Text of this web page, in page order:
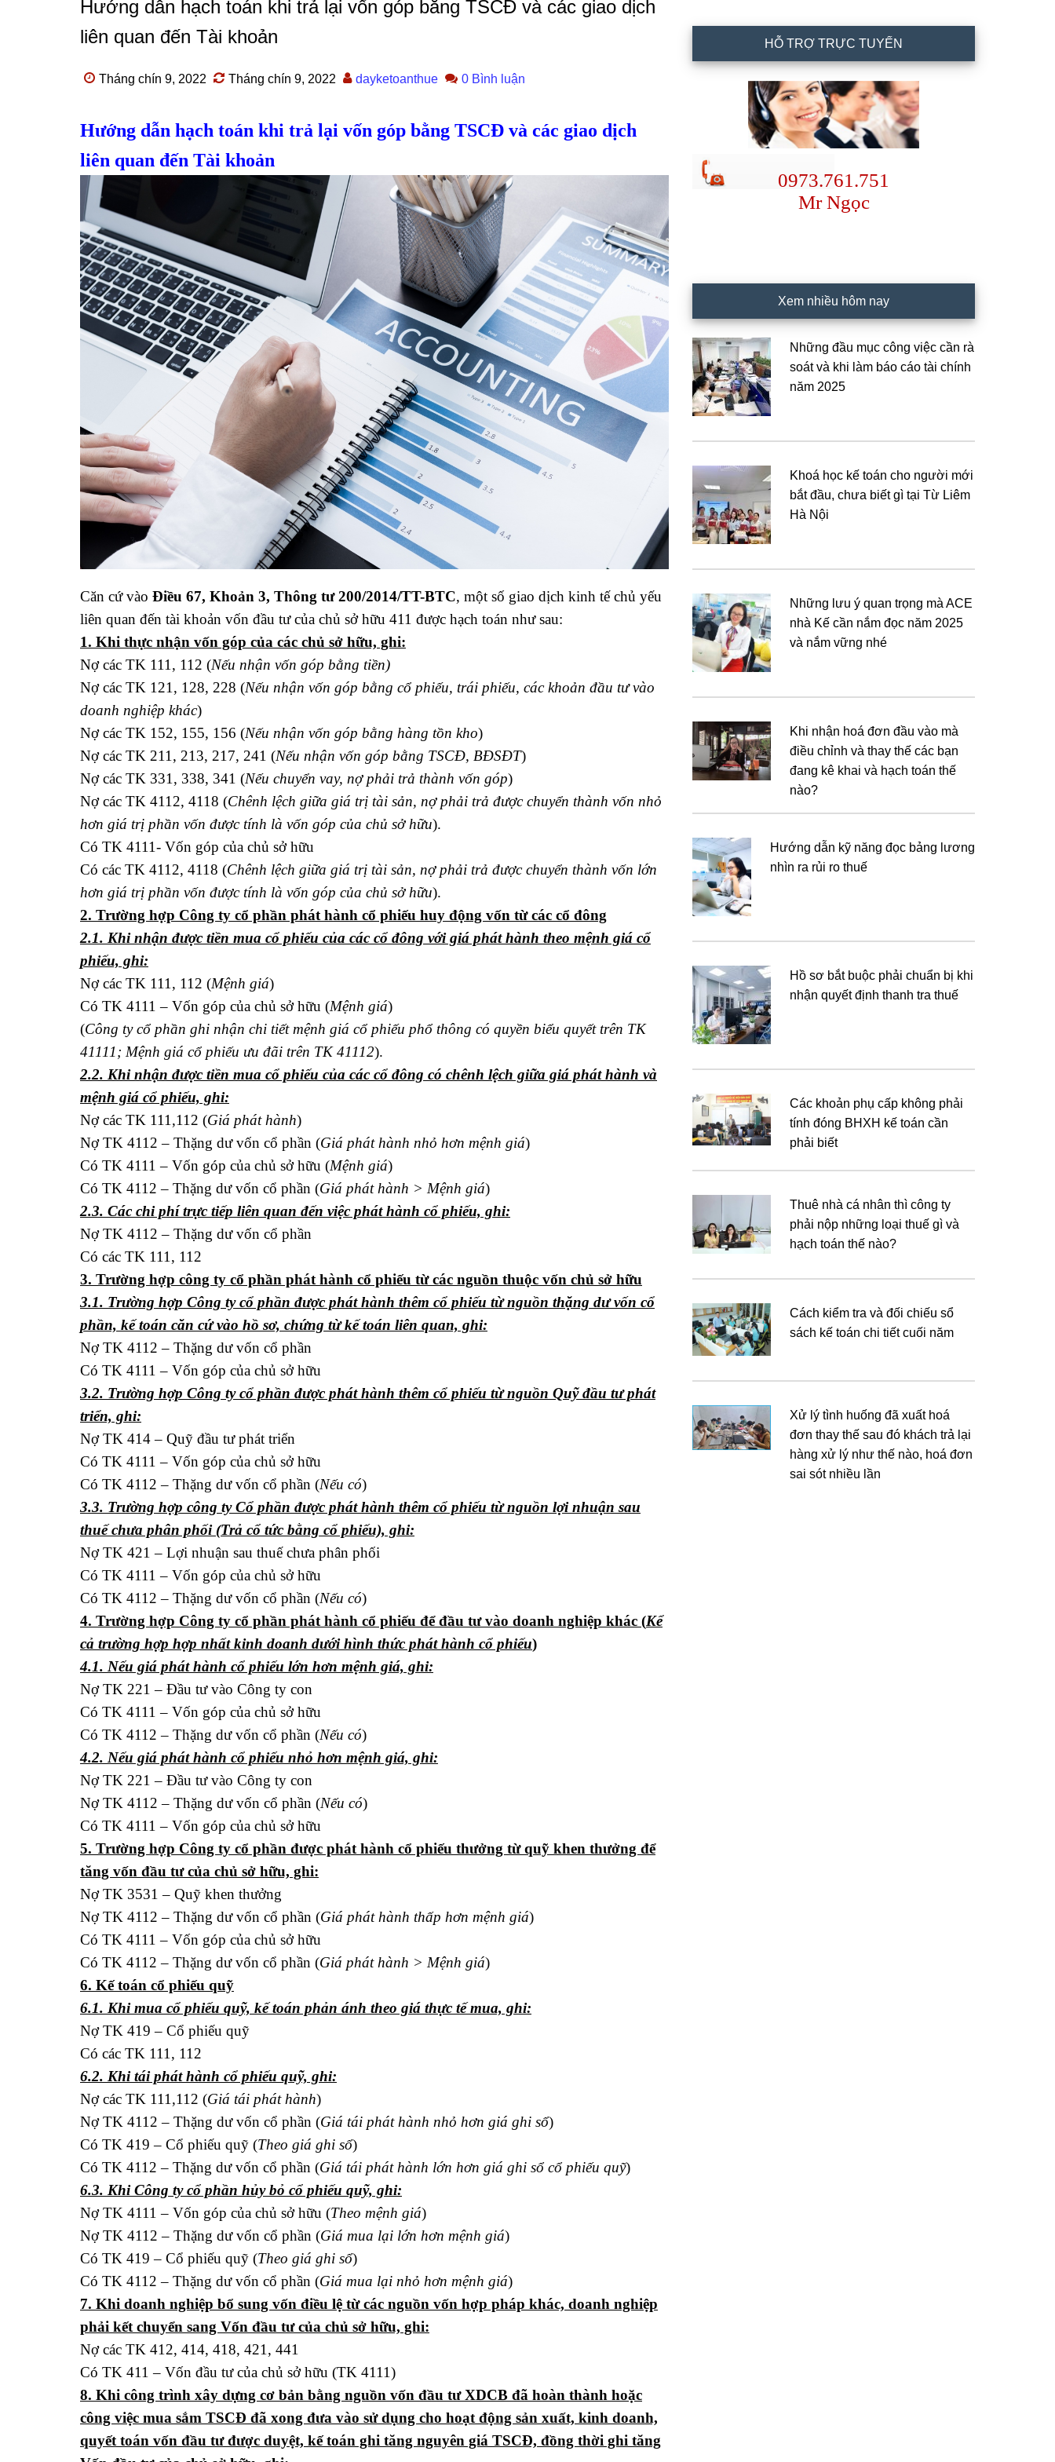
Hướng dẫn hạch toán khi trả lại vốn góp bằng TSCĐ và các giao dịch
liên quan đến Tài khoản
Tháng chín 9, 2022 Tháng chín 9, 2022 dayketoanthue 0 Bình luận
Hướng dẫn hạch toán khi trả lại vốn góp bằng TSCĐ và các giao dịch
liên quan đến Tài khoản
Căn cứ vào Điều 67, Khoản 3, Thông tư 200/2014/TT-BTC, một số giao dịch kinh tế chủ yếu
liên quan đến tài khoản vốn đầu tư của chủ sở hữu 411 được hạch toán như sau:
1. Khi thực nhận vốn góp của các chủ sở hữu, ghi:
Nợ các TK 111, 112 (Nếu nhận vốn góp bằng tiền)
Nợ các TK 121, 128, 228 (Nếu nhận vốn góp bằng cổ phiếu, trái phiếu, các khoản đầu tư vào
doanh nghiệp khác)
Nợ các TK 152, 155, 156 (Nếu nhận vốn góp bằng hàng tồn kho)
Nợ các TK 211, 213, 217, 241 (Nếu nhận vốn góp bằng TSCĐ, BĐSĐT)
Nợ các TK 331, 338, 341 (Nếu chuyển vay, nợ phải trả thành vốn góp)
Nợ các TK 4112, 4118 (Chênh lệch giữa giá trị tài sản, nợ phải trả được chuyển thành vốn nhỏ
hơn giá trị phần vốn được tính là vốn góp của chủ sở hữu).
Có TK 4111- Vốn góp của chủ sở hữu
Có các TK 4112, 4118 (Chênh lệch giữa giá trị tài sản, nợ phải trả được chuyển thành vốn lớn
hơn giá trị phần vốn được tính là vốn góp của chủ sở hữu).
2. Trường hợp Công ty cổ phần phát hành cổ phiếu huy động vốn từ các cổ đông
2.1. Khi nhận được tiền mua cổ phiếu của các cổ đông với giá phát hành theo mệnh giá cổ
phiếu, ghi:
Nợ các TK 111, 112 (Mệnh giá)
Có TK 4111 – Vốn góp của chủ sở hữu (Mệnh giá)
(Công ty cổ phần ghi nhận chi tiết mệnh giá cổ phiếu phổ thông có quyền biểu quyết trên TK
41111; Mệnh giá cổ phiếu ưu đãi trên TK 41112).
2.2. Khi nhận được tiền mua cổ phiếu của các cổ đông có chênh lệch giữa giá phát hành và
mệnh giá cổ phiếu, ghi:
Nợ các TK 111,112 (Giá phát hành)
Nợ TK 4112 – Thặng dư vốn cổ phần (Giá phát hành nhỏ hơn mệnh giá)
Có TK 4111 – Vốn góp của chủ sở hữu (Mệnh giá)
Có TK 4112 – Thặng dư vốn cổ phần (Giá phát hành > Mệnh giá)
2.3. Các chi phí trực tiếp liên quan đến việc phát hành cổ phiếu, ghi:
Nợ TK 4112 – Thặng dư vốn cổ phần
Có các TK 111, 112
3. Trường hợp công ty cổ phần phát hành cổ phiếu từ các nguồn thuộc vốn chủ sở hữu
3.1. Trường hợp Công ty cổ phần được phát hành thêm cổ phiếu từ nguồn thặng dư vốn cổ
phần, kế toán căn cứ vào hồ sơ, chứng từ kế toán liên quan, ghi:
Nợ TK 4112 – Thặng dư vốn cổ phần
Có TK 4111 – Vốn góp của chủ sở hữu
3.2. Trường hợp Công ty cổ phần được phát hành thêm cổ phiếu từ nguồn Quỹ đầu tư phát
triển, ghi:
Nợ TK 414 – Quỹ đầu tư phát triển
Có TK 4111 – Vốn góp của chủ sở hữu
Có TK 4112 – Thặng dư vốn cổ phần (Nếu có)
3.3. Trường hợp công ty Cổ phần được phát hành thêm cổ phiếu từ nguồn lợi nhuận sau
thuế chưa phân phối (Trả cổ tức bằng cổ phiếu), ghi:
Nợ TK 421 – Lợi nhuận sau thuế chưa phân phối
Có TK 4111 – Vốn góp của chủ sở hữu
Có TK 4112 – Thặng dư vốn cổ phần (Nếu có)
4. Trường hợp Công ty cổ phần phát hành cổ phiếu để đầu tư vào doanh nghiệp khác (Kể
cả trường hợp hợp nhất kinh doanh dưới hình thức phát hành cổ phiếu)
4.1. Nếu giá phát hành cổ phiếu lớn hơn mệnh giá, ghi:
Nợ TK 221 – Đầu tư vào Công ty con
Có TK 4111 – Vốn góp của chủ sở hữu
Có TK 4112 – Thặng dư vốn cổ phần (Nếu có)
4.2. Nếu giá phát hành cổ phiếu nhỏ hơn mệnh giá, ghi:
Nợ TK 221 – Đầu tư vào Công ty con
Nợ TK 4112 – Thặng dư vốn cổ phần (Nếu có)
Có TK 4111 – Vốn góp của chủ sở hữu
5. Trường hợp Công ty cổ phần được phát hành cổ phiếu thưởng từ quỹ khen thưởng để
tăng vốn đầu tư của chủ sở hữu, ghi:
Nợ TK 3531 – Quỹ khen thưởng
Nợ TK 4112 – Thặng dư vốn cổ phần (Giá phát hành thấp hơn mệnh giá)
Có TK 4111 – Vốn góp của chủ sở hữu
Có TK 4112 – Thặng dư vốn cổ phần (Giá phát hành > Mệnh giá)
6. Kế toán cổ phiếu quỹ
6.1. Khi mua cổ phiếu quỹ, kế toán phản ánh theo giá thực tế mua, ghi:
Nợ TK 419 – Cổ phiếu quỹ
Có các TK 111, 112
6.2. Khi tái phát hành cổ phiếu quỹ, ghi:
Nợ các TK 111,112 (Giá tái phát hành)
Nợ TK 4112 – Thặng dư vốn cổ phần (Giá tái phát hành nhỏ hơn giá ghi sổ)
Có TK 419 – Cổ phiếu quỹ (Theo giá ghi sổ)
Có TK 4112 – Thặng dư vốn cổ phần (Giá tái phát hành lớn hơn giá ghi sổ cổ phiếu quỹ)
6.3. Khi Công ty cổ phần hủy bỏ cổ phiếu quỹ, ghi:
Nợ TK 4111 – Vốn góp của chủ sở hữu (Theo mệnh giá)
Nợ TK 4112 – Thặng dư vốn cổ phần (Giá mua lại lớn hơn mệnh giá)
Có TK 419 – Cổ phiếu quỹ (Theo giá ghi sổ)
Có TK 4112 – Thặng dư vốn cổ phần (Giá mua lại nhỏ hơn mệnh giá)
7. Khi doanh nghiệp bổ sung vốn điều lệ từ các nguồn vốn hợp pháp khác, doanh nghiệp
phải kết chuyển sang Vốn đầu tư của chủ sở hữu, ghi:
Nợ các TK 412, 414, 418, 421, 441
Có TK 411 – Vốn đầu tư của chủ sở hữu (TK 4111)
8. Khi công trình xây dựng cơ bản bằng nguồn vốn đầu tư XDCB đã hoàn thành hoặc
công việc mua sắm TSCĐ đã xong đưa vào sử dụng cho hoạt động sản xuất, kinh doanh,
quyết toán vốn đầu tư được duyệt, kế toán ghi tăng nguyên giá TSCĐ, đồng thời ghi tăng
HỖ TRỢ TRỰC TUYẾN
0973.761.751
Mr Ngọc
Xem nhiều hôm nay
Những đầu mục công việc cần rà
soát và khi làm báo cáo tài chính
năm 2025
Khoá học kế toán cho người mới
bắt đầu, chưa biết gì tại Từ Liêm
Hà Nội
Những lưu ý quan trọng mà ACE
nhà Kế cần nắm đọc năm 2025
và nắm vững nhé
Khi nhận hoá đơn đầu vào mà
điều chỉnh và thay thế các bạn
đang kê khai và hạch toán thế
nào?
Hướng dẫn kỹ năng đọc bảng lương
nhìn ra rủi ro thuế
Hồ sơ bắt buộc phải chuẩn bị khi
nhận quyết định thanh tra thuế
Các khoản phụ cấp không phải
tính đóng BHXH kế toán cần
phải biết
Thuê nhà cá nhân thì công ty
phải nộp những loại thuế gì và
hạch toán thế nào?
Cách kiểm tra và đối chiếu sổ
sách kế toán chi tiết cuối năm
Xử lý tình huống đã xuất hoá
đơn thay thế sau đó khách trả lại
hàng xử lý như thế nào, hoá đơn
sai sót nhiều lần